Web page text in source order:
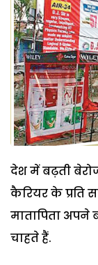
देश में बढ़ती
कैरियर के प्रति
मातापिता अपने
चाहते हैं.